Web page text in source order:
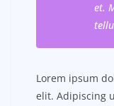
et.
Lorem ipsum
elit. Adipiscing